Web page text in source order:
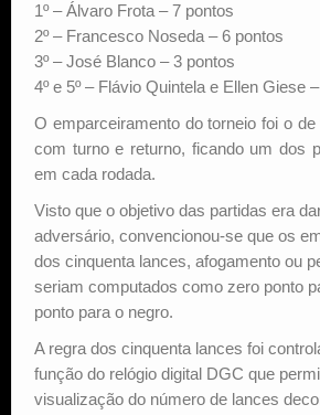
1º – Álvaro Frota – 7 pontos
2º – Francesco Noseda – 6 pontos
3º – José Blanco – 3 pontos
4º e 5º – Flávio Quintela e Ellen Giese
O emparceiramento do torneio foi o
com turno e returno, ficando um dos
em cada rodada.
Visto que o objetivo das partidas era
adversário, convencionou-se que os
dos cinquenta lances, afogamento ou
seriam computados como zero ponto
ponto para o negro.
A regra dos cinquenta lances foi
função do relógio digital DGC que
visualização do número de lances